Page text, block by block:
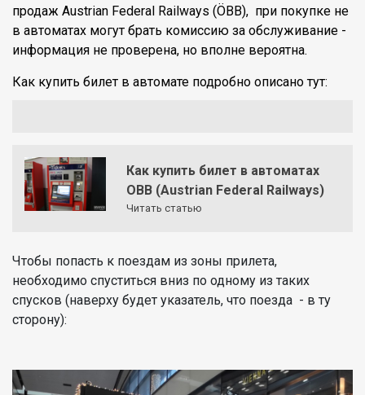
продаж Austrian Federal Railways (ÖBB), при покупке не
в автоматах могут брать комиссию за обслуживание -
информация не проверена, но вполне вероятна.
Как купить билет в автомате подробно описано тут:
Как купить билет в автоматах
OBB (Austrian Federal Railways)
Читать статью
Чтобы попасть к поездам из зоны прилета,
необходимо спуститься вниз по одному из таких
спусков (наверху будет указатель, что поезда - в ту
сторону):